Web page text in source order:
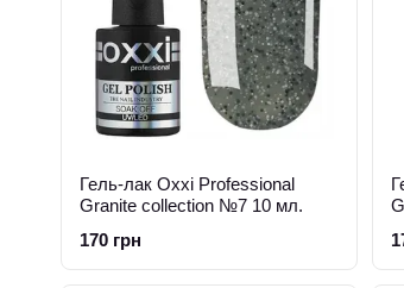
Гель-лак Oxxi Professional
Granite collection №7 10 мл.
170 грн